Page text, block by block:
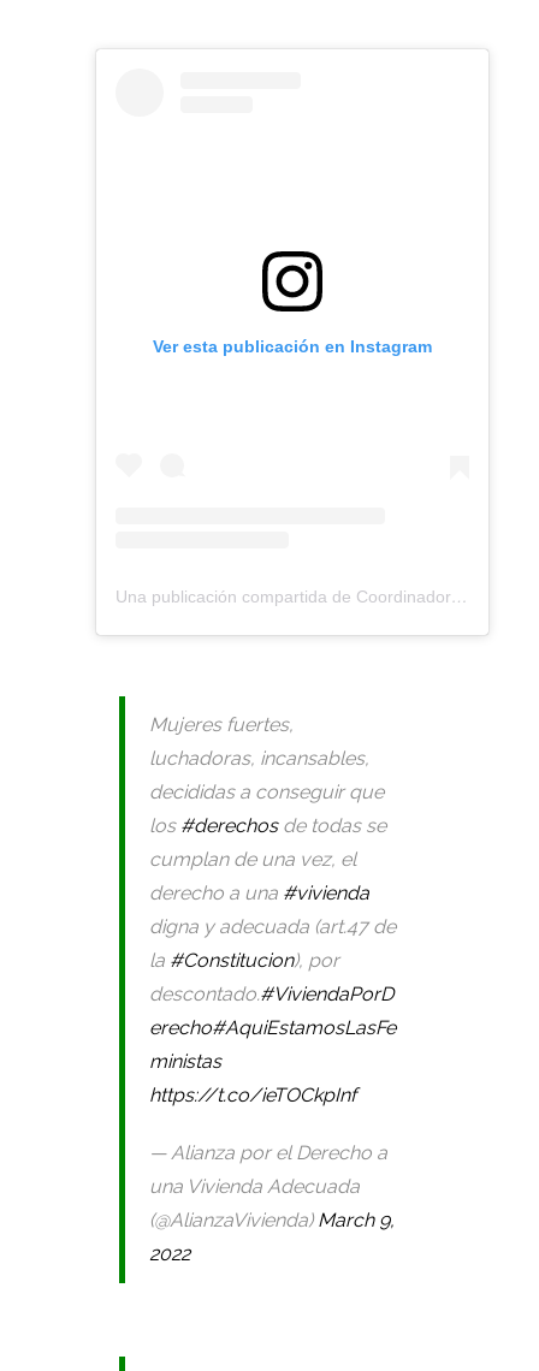
Ver esta publicación en Instagram
Una publicación compartida de Coordinadora Vivienda Madrid (@coordinadoramadrid)
Mujeres fuertes,
luchadoras, incansables,
decididas a conseguir que
los #derechosde todas se
cumplan de una vez, el
derecho a una #vivienda
digna y adecuada (art.47 de
la #Constitucion), por
descontado.#ViviendaPorD
erecho#AquiEstamosLasFe
ministas
https://t.co/ieTOCkpInf
— Alianza por el Derecho a
una Vivienda Adecuada
(@AlianzaVivienda) March 9,
2022